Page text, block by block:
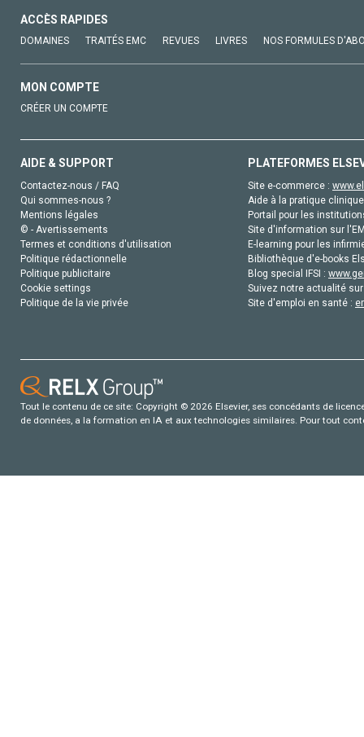
ACCÈS RAPIDES
DOMAINES TRAITÉS EMC REVUES LIVRES NOS FORMULES
MON COMPTE
CRÉER UN COMPTE
AIDE & SUPPORT
Contactez-nous / FAQ
Qui sommes-nous ?
Mentions légales
© - Avertissements
Termes et conditions d'utilisation
Politique rédactionnelle
Politique publicitaire
Cookie settings
Politique de la vie privée
PLATEFORMES
Site e-commerce :
Aide à la pratique
Portail pour les
Site d'information sur
E-learning pour les
Bibliothèque d'e-books
Blog special IFSI :
Suivez notre actualité
Site d'emploi en santé :
Tout le contenu de ce site: Copyright © 2026 Elsevier, ses concédants de
de données, a la formation en IA et aux technologies similaires. Pour tout